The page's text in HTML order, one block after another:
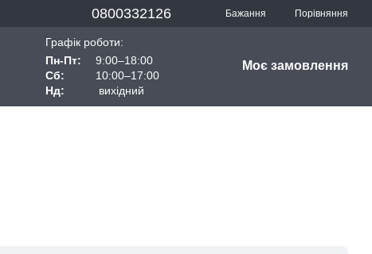
0800332126 Бажання Порівняння
Графік роботи:
Пн-Пт:
9:00–18:00
Сб:
10:00–17:00
Нд:
вихідний
Моє замовлення